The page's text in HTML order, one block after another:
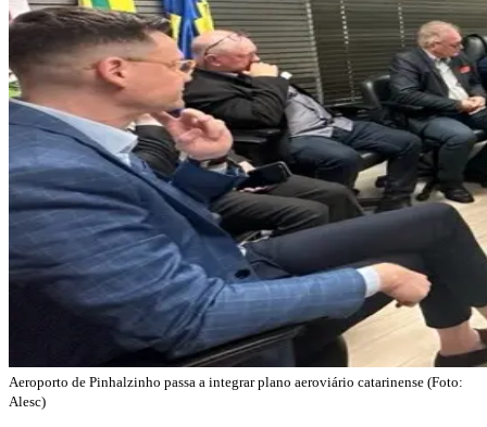
Aeroporto de Pinhalzinho passa a integrar plano aeroviário catarinense (Foto:
Alesc)